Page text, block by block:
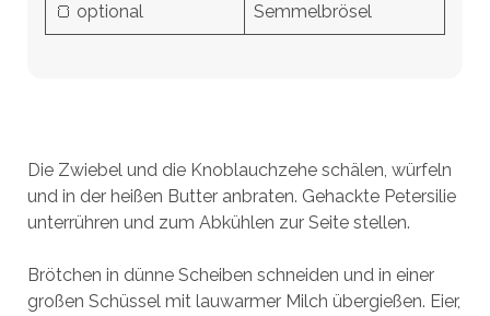
🍞 optional Semmelbrösel
Die Zwiebel und die Knoblauchzehe schälen, würfeln
und in der heißen Butter anbraten. Gehackte Petersilie
unterrühren und zum Abkühlen zur Seite stellen.
Brötchen in dünne Scheiben schneiden und in einer
großen Schüssel mit lauwarmer Milch übergießen. Eier,